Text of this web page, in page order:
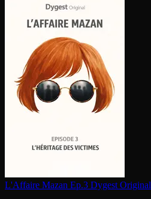
L'Affaire Mazan Ep.3 Dygest Original